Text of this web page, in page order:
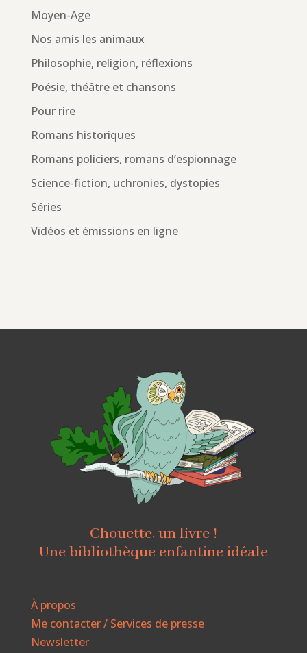
Moyen-Age
Nos amis les animaux
Philosophie, religion, réflexions
Poésie, théâtre et chansons
Pour rire
Romans historiques
Romans policiers, romans d’espionnage
Science-fiction, uchronies, dystopies
Séries
Vidéos et émissions en ligne
Chouette, un livre !
Une bibliothèque enfantine idéale
À propos
Me contacter / Services de presse
Newsletter